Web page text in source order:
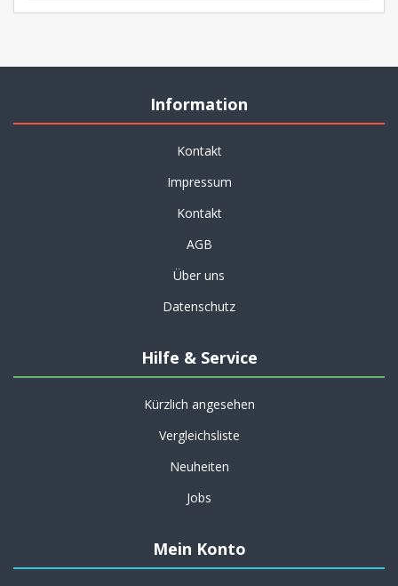
Information
Kontakt
Impressum
Kontakt
AGB
Über uns
Datenschutz
Hilfe & Service
Kürzlich angesehen
Vergleichsliste
Neuheiten
Jobs
Mein Konto